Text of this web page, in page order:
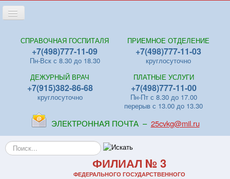
Переключить
навигацию
Новости
Отделения
Поликлиники
Контакты
Видео
СПРАВОЧНАЯ ГОСПИТАЛЯ
+7(498)777-11-09
Пн-Вск с 8.30 до 18.30
ПРИЕМНОЕ ОТДЕЛЕНИЕ
+7(498)777-11-03
круглосуточно
ДЕЖУРНЫЙ ВРАЧ
+7(915)382-86-68
круглосуточно
ПЛАТНЫЕ УСЛУГИ
+7(498)777-11-00
Пн-Пт с 8.30 до 17.00
перерыв с 13.00 до 13.30
ЭЛЕКТРОННАЯ ПОЧТА – 25cvkg@mil.ru
Искать...
ФИЛИАЛ № 3
ФЕДЕРАЛЬНОГО ГОСУДАРСТВЕННОГО